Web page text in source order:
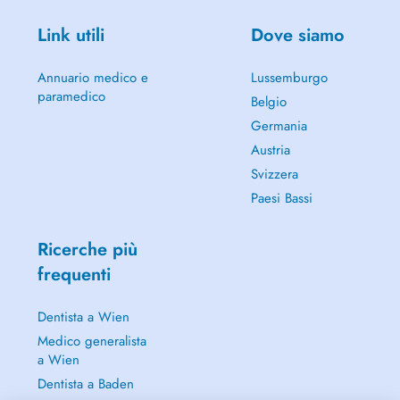
Link utili
Annuario medico e
paramedico
Dove siamo
Lussemburgo
Belgio
Germania
Austria
Svizzera
Paesi Bassi
Ricerche più
frequenti
Dentista a Wien
Medico generalista
a Wien
Dentista a Baden